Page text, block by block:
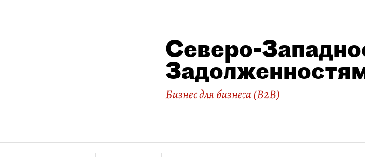
Северо-
Бизнес для бизнеса (B2B)